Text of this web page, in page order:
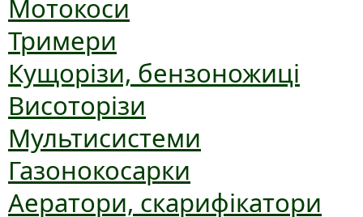
Мотокоси
Тримери
Кущорізи, бензоножиці
Висоторізи
Мультисистеми
Газонокосарки
Аератори, скарифікатори